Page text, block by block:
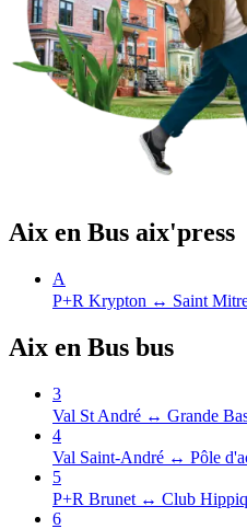
Aix en Bus aix'press
A
P+R Krypton ↔ Saint
Aix en Bus bus
3
Val St André ↔ Grande
4
Val Saint-André ↔ Pôle
5
P+R Brunet ↔ Club
6